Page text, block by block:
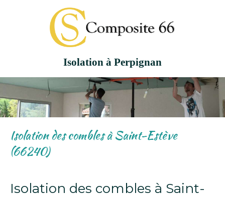
Isolation à Perpignan
Isolation des combles à Saint-Estève
(66240)
Isolation des combles à Saint-